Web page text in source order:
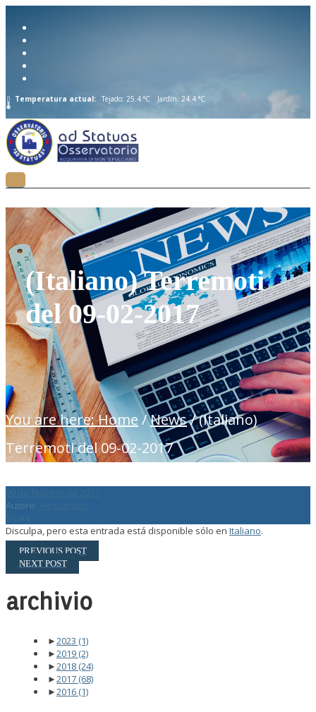
Temperatura actual: Tejado: 25.4 °C Jardín: 24.4 °C
(Italiano) Terremoti
del 09-02-2017
You are here: Home /News/(Italiano)
Terremoti del 09-02-2017
Autore:
Disculpa, pero esta entrada está disponible sólo en Italiano.
PREVIOUS POST
NEXT POST
archivio
►2023 (1)
►2019 (2)
►2018 (24)
►2017 (68)
►2016 (1)